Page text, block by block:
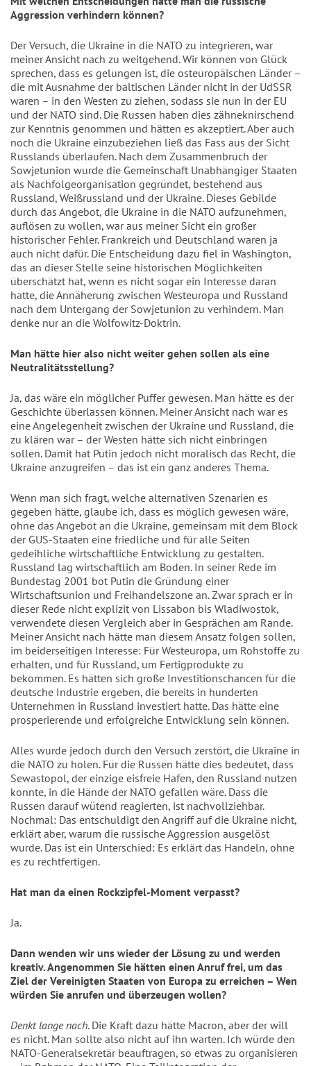
Aggression verhindern können?
Der Versuch, die Ukraine in die NATO zu integrieren, war
meiner Ansicht nach zu weitgehend. Wir können von Glück
sprechen, dass es gelungen ist, die osteuropäischen Länder –
die mit Ausnahme der baltischen Länder nicht in der UdSSR
waren – in den Westen zu ziehen, sodass sie nun in der EU
und der NATO sind. Die Russen haben dies zähneknirschend
zur Kenntnis genommen und hätten es akzeptiert. Aber auch
noch die Ukraine einzubeziehen ließ das Fass aus der Sicht
Russlands überlaufen. Nach dem Zusammenbruch der
Sowjetunion wurde die Gemeinschaft Unabhängiger Staaten
als Nachfolgeorganisation gegründet, bestehend aus
Russland, Weißrussland und der Ukraine. Dieses Gebilde
durch das Angebot, die Ukraine in die NATO aufzunehmen,
auflösen zu wollen, war aus meiner Sicht ein großer
historischer Fehler. Frankreich und Deutschland waren ja
auch nicht dafür. Die Entscheidung dazu fiel in Washington,
das an dieser Stelle seine historischen Möglichkeiten
überschätzt hat, wenn es nicht sogar ein Interesse daran
hatte, die Annäherung zwischen Westeuropa und Russland
nach dem Untergang der Sowjetunion zu verhindern. Man
denke nur an die Wolfowitz-Doktrin.
Man hätte hier also nicht weiter gehen sollen als eine
Neutralitätsstellung?
Ja, das wäre ein möglicher Puffer gewesen. Man hätte es der
Geschichte überlassen können. Meiner Ansicht nach war es
eine Angelegenheit zwischen der Ukraine und Russland, die
zu klären war – der Westen hätte sich nicht einbringen
sollen. Damit hat Putin jedoch nicht moralisch das Recht, die
Ukraine anzugreifen – das ist ein ganz anderes Thema.
Wenn man sich fragt, welche alternativen Szenarien es
gegeben hätte, glaube ich, dass es möglich gewesen wäre,
ohne das Angebot an die Ukraine, gemeinsam mit dem Block
der GUS-Staaten eine friedliche und für alle Seiten
gedeihliche wirtschaftliche Entwicklung zu gestalten.
Russland lag wirtschaftlich am Boden. In seiner Rede im
Bundestag 2001 bot Putin die Gründung einer
Wirtschaftsunion und Freihandelszone an. Zwar sprach er in
dieser Rede nicht explizit von Lissabon bis Wladiwostok,
verwendete diesen Vergleich aber in Gesprächen am Rande.
Meiner Ansicht nach hätte man diesem Ansatz folgen sollen,
im beiderseitigen Interesse: Für Westeuropa, um Rohstoffe zu
erhalten, und für Russland, um Fertigprodukte zu
bekommen. Es hätten sich große Investitionschancen für die
deutsche Industrie ergeben, die bereits in hunderten
Unternehmen in Russland investiert hatte. Das hätte eine
prosperierende und erfolgreiche Entwicklung sein können.
Alles wurde jedoch durch den Versuch zerstört, die Ukraine in
die NATO zu holen. Für die Russen hätte dies bedeutet, dass
Sewastopol, der einzige eisfreie Hafen, den Russland nutzen
konnte, in die Hände der NATO gefallen wäre. Dass die
Russen darauf wütend reagierten, ist nachvollziehbar.
Nochmal: Das entschuldigt den Angriff auf die Ukraine nicht,
erklärt aber, warum die russische Aggression ausgelöst
wurde. Das ist ein Unterschied: Es erklärt das Handeln, ohne
es zu rechtfertigen.
Hat man da einen Rockzipfel-Moment verpasst?
Ja.
Dann wenden wir uns wieder der Lösung zu und werden
kreativ. Angenommen Sie hätten einen Anruf frei, um das
Ziel der Vereinigten Staaten von Europa zu erreichen – Wen
würden Sie anrufen und überzeugen wollen?
Denkt lange nach. Die Kraft dazu hätte Macron, aber der will
es nicht. Man sollte also nicht auf ihn warten. Ich würde den
NATO-Generalsekretär beauftragen, so etwas zu organisieren